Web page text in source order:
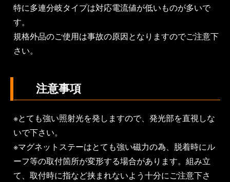
特に多連分岐タイプは対応電流値が低いものが多いで
す。
規格外品のご使用は事故の原因となりますのでご注意下
さい。
注意事項
※とても強い照射光を発しますので、発光部を直視しな
いで下さい。
※マグネットステーはとても強い磁力の為、脱着時にル
ーフ等の取付箇所が変形する場合があります。組み立
て、取付時に指など挟まれないよう十分にご注意下さ